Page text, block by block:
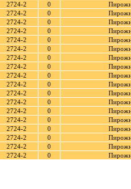
2724-2 0
2724-2 0
2724-2 0
2724-2 0
2724-2 0
2724-2 0
2724-2 0
2724-2 0
2724-2 0
2724-2 0
2724-2 0
2724-2 0
2724-2 0
2724-2 0
2724-2 0
2724-2 0
2724-2 0
2724-2 0